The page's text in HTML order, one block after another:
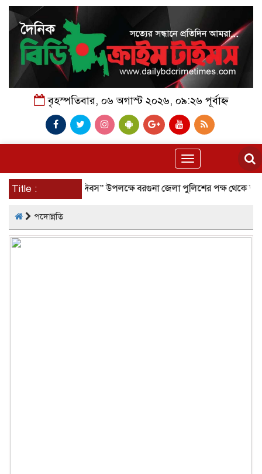
বৃহস্পতিবার, ০৬ অগাস্ট ২০২৬, ০৯:২৬ পূর্বাহ্ন
Toggle
navigation
Title :
গণঅভ্যূত্থান দিবস” উপলক্ষে বরগুনা জেলা পুলিশের পক্ষ থেকে শহীদদের
পদোন্নতি